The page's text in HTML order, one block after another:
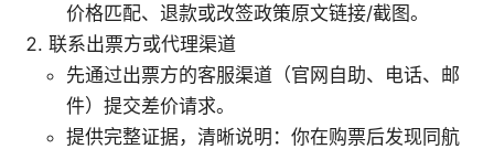
价格匹配、退款或改签政策原文链接/截图。
联系出票方或代理渠道
先通过出票方的客服渠道（官网自助、电话、邮
件）提交差价请求。
提供完整证据，清晰说明：你在购票后发现同航